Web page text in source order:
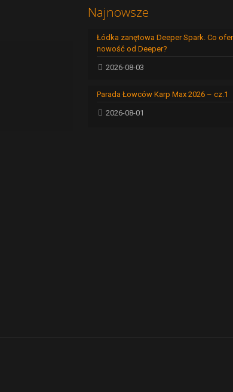
Najnowsze
Łódka zanętowa Deeper Spark. Co
nowość od Deeper?
2026-08-03
Parada Łowców Karp Max 2026 – cz.1
2026-08-01